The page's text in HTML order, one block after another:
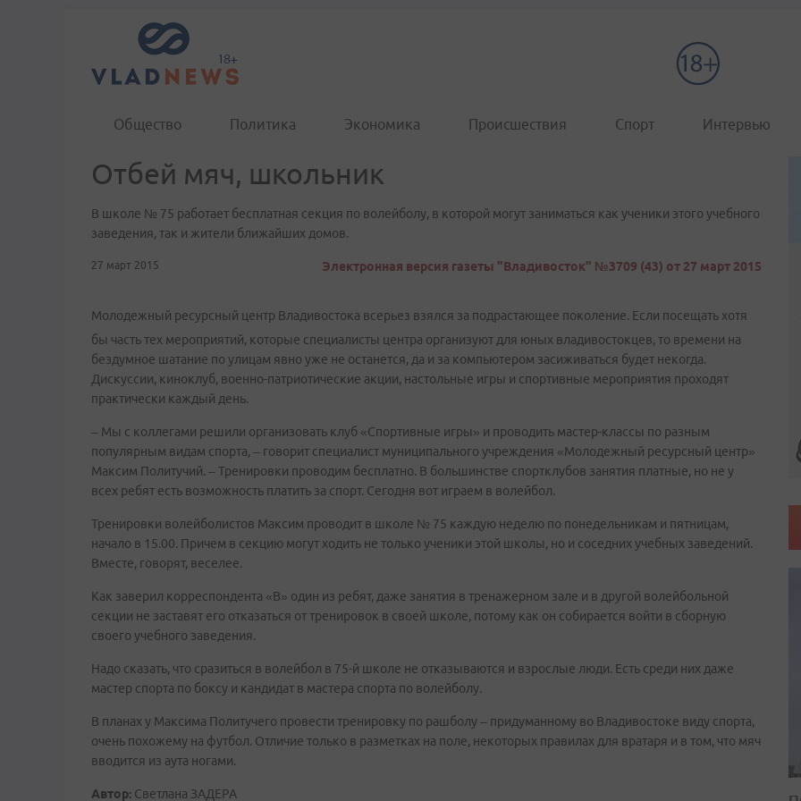
Общество Политика Экономика Происшествия Спорт Интервью
Отбей мяч, школьник
В школе № 75 работает бесплатная секция по волейболу, в которой могут заниматься как ученики этого учебного
заведения, так и жители ближайших домов.
27 март 2015 Электронная версия газеты "Владивосток" №3709 (43) от 27 март 2015
Молодежный ресурсный центр Владивостока всерьез взялся за подрастающее поколение. Если посещать хотя
бы часть тех мероприятий, которые специалисты центра организуют для юных владивостокцев, то времени на
бездумное шатание по улицам явно уже не останется, да и за компьютером засиживаться будет некогда.
Дискуссии, киноклуб, военно-патриотические акции, настольные игры и спортивные мероприятия проходят
практически каждый день.
– Мы с коллегами решили организовать клуб «Спортивные игры» и проводить мастер-классы по разным
популярным видам спорта, – говорит специалист муниципального учреждения «Молодежный ресурсный центр»
Максим Политучий. – Тренировки проводим бесплатно. В большинстве спортклубов занятия платные, но не у
всех ребят есть возможность платить за спорт. Сегодня вот играем в волейбол.
Тренировки волейболистов Максим проводит в школе № 75 каждую неделю по понедельникам и пятницам,
начало в 15.00. Причем в секцию могут ходить не только ученики этой школы, но и соседних учебных заведений.
Вместе, говорят, веселее.
Как заверил корреспондента «В» один из ребят, даже занятия в тренажерном зале и в другой волейбольной
секции не заставят его отказаться от тренировок в своей школе, потому как он собирается войти в сборную
своего учебного заведения.
Надо сказать, что сразиться в волейбол в 75-й школе не отказываются и взрослые люди. Есть среди них даже
мастер спорта по боксу и кандидат в мастера спорта по волейболу.
В планах у Максима Политучего провести тренировку по рашболу – придуманному во Владивостоке виду спорта,
очень похожему на футбол. Отличие только в разметках на поле, некоторых правилах для вратаря и в том, что мяч
вводится из аута ногами.
Автор: Светлана ЗАДЕРА